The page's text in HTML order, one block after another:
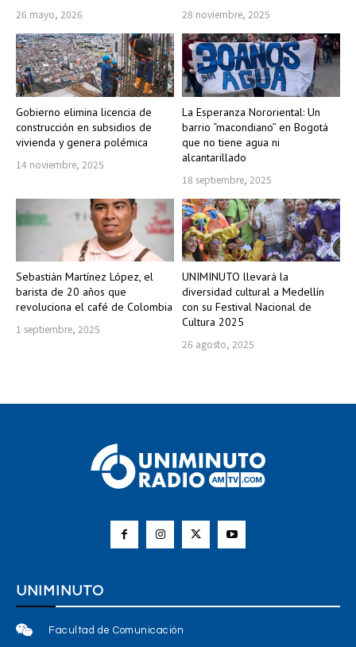
26 mayo, 2026 28 noviembre, 2025
Gobierno elimina licencia de
construcción en subsidios de
vivienda y genera polémica
14 noviembre, 2025
La Esperanza Nororiental: Un
barrio “macondiano” en Bogotá
que no tiene agua ni
alcantarillado
18 septiembre, 2025
Sebastián Martínez López, el
barista de 20 años que
revoluciona el café de Colombia
1 septiembre, 2025
UNIMINUTO llevará la
diversidad cultural a Medellín
con su Festival Nacional de
Cultura 2025
26 agosto, 2025
UNIMINUTO
Facultad de Comunicación